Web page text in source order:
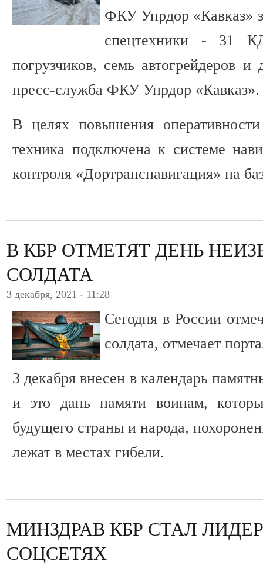
ФКУ Упрдор «Кавказ»
спецтехники - 31
погрузчиков, семь автогрейдеров и
пресс-служба ФКУ Упрдор «Кавказ».
В целях повышения
техника подключена к системе
контроля «Дортранснавигация» на
В КБР ОТМЕТЯТ ДЕНЬ
СОЛДАТА
3 декабря, 2021 - 11:28
Сегодня в России
солдата, отмечает
3 декабря внесен в календарь
и это дань памяти воинам,
будущего страны и народа,
лежат в местах гибели.
МИНЗДРАВ КБР СТАЛ
СОЦСЕТЯХ